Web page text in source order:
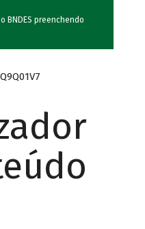
BNDES preenchendo